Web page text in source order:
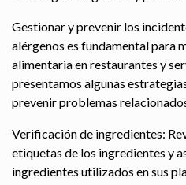
Gestionar y prevenir los
alérgenos es fundamental para
alimentaria en restaurantes y
presentamos algunas
prevenir problemas
Verificación de ingredientes:
etiquetas de los ingredientes y
ingredientes utilizados en sus